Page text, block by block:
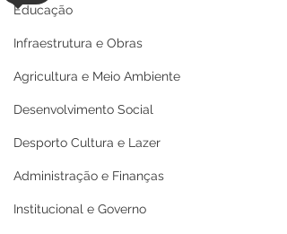
Educação
Infraestrutura e Obras
Agricultura e Meio Ambiente
Desenvolvimento Social
Desporto Cultura e Lazer
Administração e Finanças
Institucional e Governo